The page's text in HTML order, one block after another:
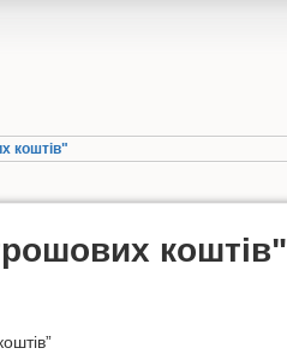
коштів"
коштів"